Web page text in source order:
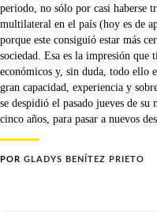
periodo, no sólo por casi haberse
multilateral en el país (hoy es de
porque este consiguió estar más
sociedad. Esa es la impresión que
económicos y, sin duda, todo ello
gran capacidad, experiencia y
se despidió el pasado jueves de
cinco años, para pasar a nuevos
POR GLADYS BENÍTEZ PRIETO